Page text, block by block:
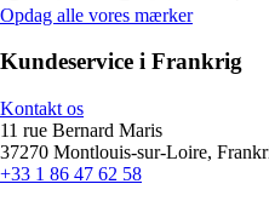
Opdag alle vores mærker
Kundeservice i Frankrig
Kontakt os
11 rue Bernard Maris
37270 Montlouis-sur-Loire,
+33 1 86 47 62 58